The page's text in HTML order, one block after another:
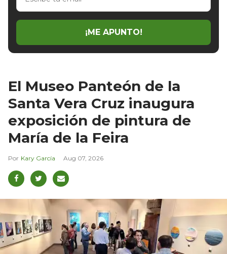
email
¡ME APUNTO!
El Museo Panteón de la
Santa Vera Cruz inaugura
exposición de pintura de
María de la Feira
Kary García Aug 07, 2026